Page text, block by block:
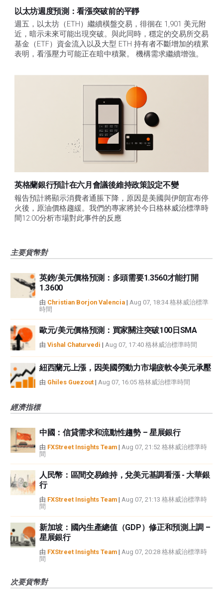
以太坊週度預測：看漲突破前的平靜
週五，以太坊（ETH）繼續橫盤交易，徘徊在 1,901 美元附
近，暗示未來可能出現突破。與此同時，穩定的交易所交易
基金（ETF）資金流入以及大型 ETH 持有者不斷增加的積累
表明，看漲壓力可能正在暗中積聚。 機構需求繼續增強。
英格蘭銀行預計在六月會議後維持政策設定不變
報告預計將顯示消費者通脹下降，原因是美國與伊朗宣布停
火後，原油價格趨緩。我們的專家將於今日格林威治標準時
間12:00分析市場對此事件的反應
主要貨幣對
英鎊/美元價格預測：多頭需要1.3560才能打開
1.3600
由 Christian Borjon Valencia | Aug 07, 18:34 格林威治標準
時間
歐元/美元價格預測：買家關注突破100日SMA
由 Vishal Chaturvedi | Aug 07, 17:40 格林威治標準時間
紐西蘭元上漲，因美國勞動力市場疲軟令美元承壓
由 Ghiles Guezout | Aug 07, 16:05 格林威治標準時間
經濟指標
中國：信貸需求和流動性趨勢 – 星展銀行
由 FXStreet Insights Team | Aug 07, 21:52 格林威治標準時
間
人民幣：區間交易維持，兌美元基調看漲 - 大華銀
行
由 FXStreet Insights Team | Aug 07, 21:13 格林威治標準時
間
新加坡：國內生產總值（GDP）修正和預測上調 –
星展銀行
由 FXStreet Insights Team | Aug 07, 20:28 格林威治標準時
間
次要貨幣對